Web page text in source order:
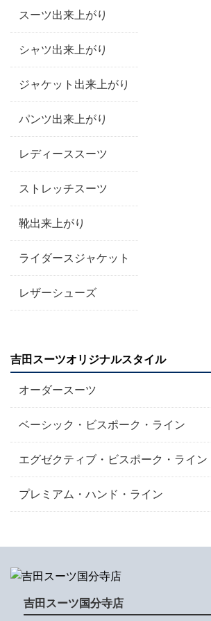
スーツ出来上がり
シャツ出来上がり
ジャケット出来上がり
パンツ出来上がり
レディーススーツ
ストレッチスーツ
靴出来上がり
ライダースジャケット
レザーシューズ
吉田スーツオリジナルスタイル
オーダースーツ
ベーシック・ビスポーク・ライン
エグゼクティブ・ビスポーク・ライン
プレミアム・ハンド・ライン
吉田スーツ国分寺店